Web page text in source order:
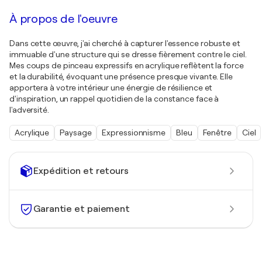
Expédition et retours
Garantie et paiement
À propos de l'oeuvre
Dans cette œuvre, j'ai cherché à capturer l'essence robuste et
immuable d'une structure qui se dresse fièrement contre le ciel.
Mes coups de pinceau expressifs en acrylique reflètent la force
et la durabilité, évoquant une présence presque vivante. Elle
apportera à votre intérieur une énergie de résilience et
d'inspiration, un rappel quotidien de la constance face à
l'adversité.
Acrylique Paysage Expressionnisme Bleu Fenêtre Ciel